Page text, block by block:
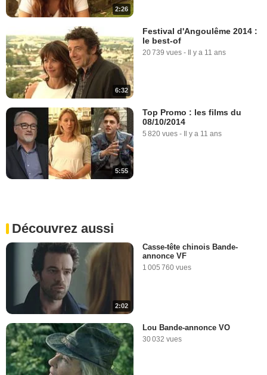
2:26
6:32
Festival d'Angoulême 2014 :
le best-of
20 739 vues - Il y a 11 ans
5:55
Top Promo : les films du
08/10/2014
5 820 vues - Il y a 11 ans
Découvrez aussi
2:02
Casse-tête chinois Bande-
annonce VF
1 005 760 vues
Lou Bande-annonce VO
30 032 vues